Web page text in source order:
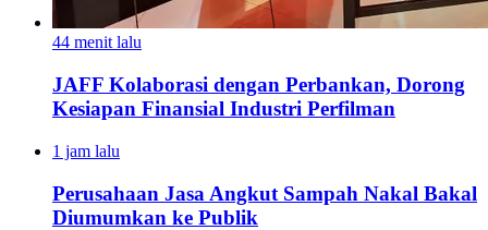
44 menit lalu
JAFF Kolaborasi dengan Perbankan, Dorong
Kesiapan Finansial Industri Perfilman
1 jam lalu
Perusahaan Jasa Angkut Sampah Nakal Bakal
Diumumkan ke Publik